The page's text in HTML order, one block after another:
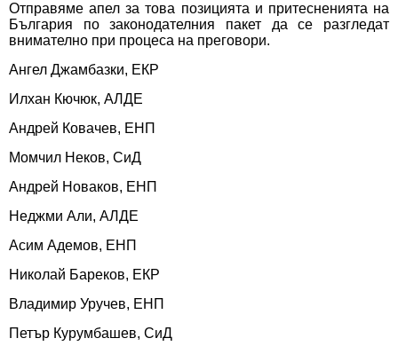
Отправяме апел за това позицията и притесненията на
България по законодателния пакет да се разгледат
внимателно при процеса на преговори.
Ангел Джамбазки, ЕКР
Илхан Кючюк, АЛДЕ
Андрей Ковачев, ЕНП
Момчил Неков, СиД
Андрей Новаков, ЕНП
Неджми Али, АЛДЕ
Асим Адемов, ЕНП
Николай Бареков, ЕКР
Владимир Уручев, ЕНП
Петър Курумбашев, СиД